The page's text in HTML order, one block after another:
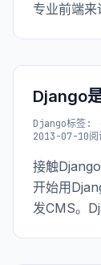
专业前端
干活还的再
Django
Django标签:
2013-07-10
接触
开始用
发CMS。